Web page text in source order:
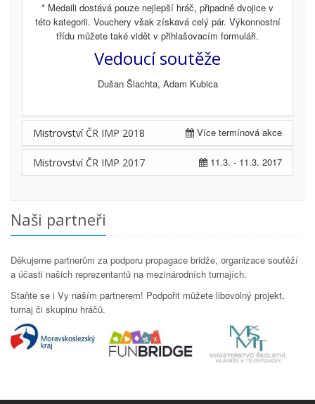
* Medaili dostává pouze nejlepší hráč, připadně dvojice v
této kategorii. Vouchery však získavá celý pár. Výkonnostní
třídu můžete také vidět v přihlašovacím formuláři.
Vedoucí soutěže
Dušan Šlachta, Adam Kubica
Více termínová akce
Mistrovství ČR IMP 2018
11.3. - 11.3. 2017
Mistrovství ČR IMP 2017
Naši partneři
Děkujeme partnerům za podporu propagace bridže, organizace soutěží
a účasti našich reprezentantů na mezinárodních turnajích.
Staňte se i Vy naším partnerem! Podpořit můžete libovolný projekt,
turnaj či skupinu hráčů.